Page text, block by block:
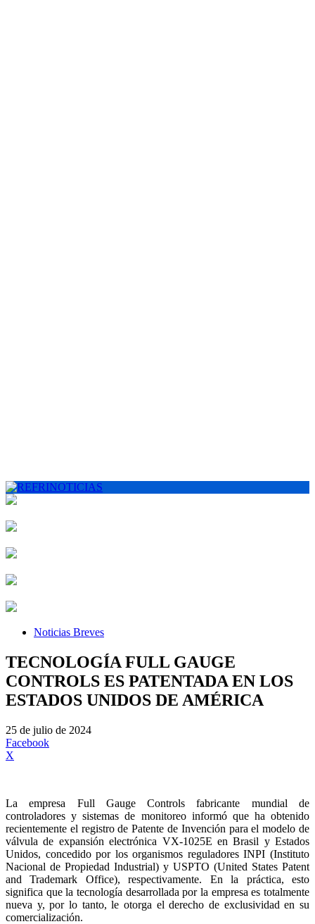
Noticias Breves
TECNOLOGÍA FULL GAUGE
CONTROLS ES PATENTADA EN LOS
ESTADOS UNIDOS DE AMÉRICA
25 de julio de 2024
Facebook
X
La empresa Full Gauge Controls fabricante mundial de
controladores y sistemas de monitoreo informó que ha obtenido
recientemente el registro de Patente de Invención para el modelo de
válvula de expansión electrónica VX-1025E en Brasil y Estados
Unidos, concedido por los organismos reguladores INPI (Instituto
Nacional de Propiedad Industrial) y USPTO (United States Patent
and Trademark Office), respectivamente. En la práctica, esto
significa que la tecnología desarrollada por la empresa es totalmente
nueva y, por lo tanto, le otorga el derecho de exclusividad en su
comercialización.